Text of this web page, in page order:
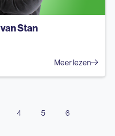
Stan
Meer lezen
4 5 6